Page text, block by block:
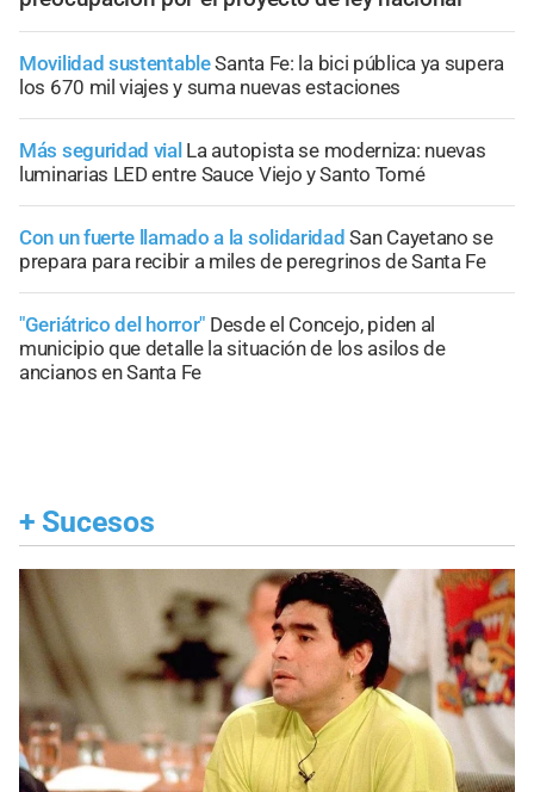
Movilidad sustentableSanta Fe: la bici pública ya supera
los 670 mil viajes y suma nuevas estaciones
Más seguridad vial La autopista se moderniza: nuevas
luminarias LED entre Sauce Viejo y Santo Tomé
Con un fuerte llamado a la solidaridad San Cayetano se
prepara para recibir a miles de peregrinos de Santa Fe
"Geriátrico del horror" Desde el Concejo, piden al
municipio que detalle la situación de los asilos de
ancianos en Santa Fe
+ Sucesos